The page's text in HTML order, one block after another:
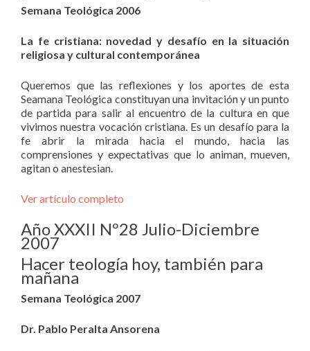
Semana Teológica 2006
La fe cristiana: novedad y desafío en la situación
religiosa y cultural contemporánea
Queremos que las reflexiones y los aportes de esta
Seamana Teológica constituyan una invitación y un punto
de partida para salir al encuentro de la cultura en que
vivimos nuestra vocación cristiana. Es un desafío para la
fe abrir la mirada hacia el mundo, hacia las
comprensiones y expectativas que lo animan, mueven,
agitan o anestesian.
Ver artículo completo
Año XXXII Nº28 Julio-Diciembre
2007
Hacer teología hoy, también para
mañana
Semana Teológica 2007
Dr. Pablo Peralta Ansorena